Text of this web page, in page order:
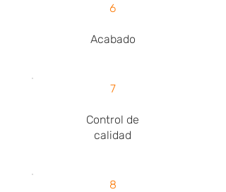
6
Acabado
7
Control de
calidad
8